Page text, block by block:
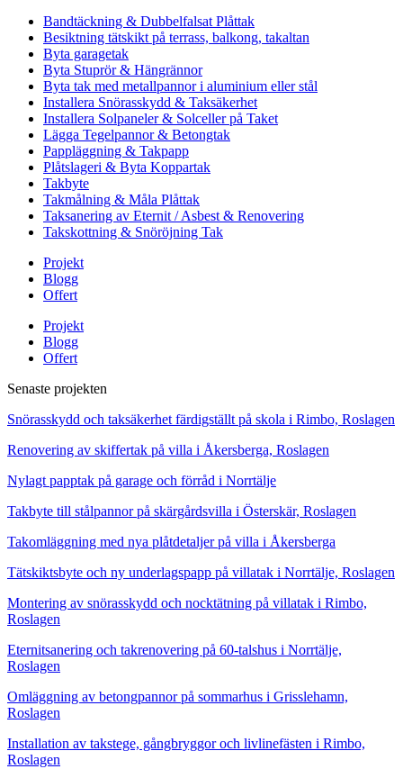
Bandtäckning & Dubbelfalsat Plåttak
Besiktning tätskikt på terrass, balkong, takaltan
Byta garagetak
Byta Stuprör & Hängrännor
Byta tak med metallpannor i aluminium eller stål
Installera Snörasskydd & Taksäkerhet
Installera Solpaneler & Solceller på Taket
Lägga Tegelpannor & Betongtak
Pappläggning & Takpapp
Plåtslageri & Byta Koppartak
Takbyte
Takmålning & Måla Plåttak
Taksanering av Eternit / Asbest & Renovering
Takskottning & Snöröjning Tak
Projekt
Blogg
Offert
Projekt
Blogg
Offert
Senaste projekten
Snörasskydd och taksäkerhet färdigställt på skola i Rimbo, Roslagen
Renovering av skiffertak på villa i Åkersberga, Roslagen
Nylagt papptak på garage och förråd i Norrtälje
Takbyte till stålpannor på skärgårdsvilla i Österskär, Roslagen
Takomläggning med nya plåtdetaljer på villa i Åkersberga
Tätskiktsbyte och ny underlagspapp på villatak i Norrtälje, Roslagen
Montering av snörasskydd och nocktätning på villatak i Rimbo,
Roslagen
Eternitsanering och takrenovering på 60-talshus i Norrtälje,
Roslagen
Omläggning av betongpannor på sommarhus i Grisslehamn,
Roslagen
Installation av takstege, gångbryggor och livlinefästen i Rimbo,
Roslagen